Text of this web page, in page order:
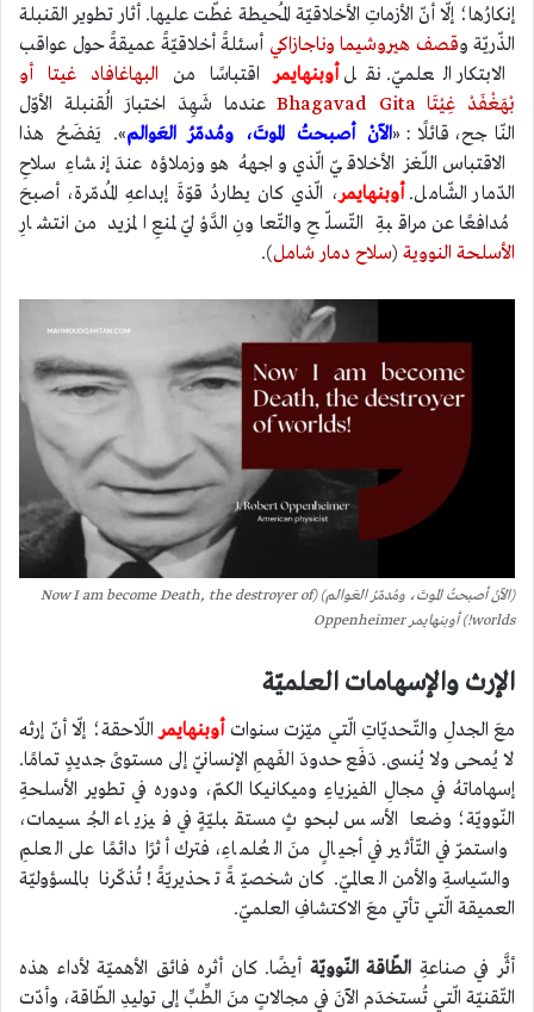
إنكارُها؛ إلّا أنّ الأزماتِ الأخلاقيّة المُحيطة غطّت عليها. أثار تطوير القنبلة
الذّريّة وقصف هيروشيما وناجازاكي أسئلةً أخلاقيّةً عميقةً حول عواقب
الابتكار العلميّ. نقل أوبنهايمر اقتباسًا من البهاغافاد غيتا أو
بْهَغْفَدْ غِيْتَا Bhagavad Gita
عندما شَهِدَ اختبارَ الُقنبلة الأوّل
النّاجح، قائلًا: «الآنْ أصبحتُ الموتَ، ومُدمّرُ العَوالم». يَفضَحُ هذا
الاقتباس اللّغز الأخلاقيّ الّذي واجههُ هو وزملاؤه عندَ إنشاءِ سلاحِ
الدّمار الشّامل.أوبنهايمر، الّذي كان يطاردُ قوّةَ إبداعهِ المُدمّرة، أصبحَ
مُدافعًا عن مراقبةِ التّسلّحِ والتّعاونِ الدَّوْليّ لمنعِ المزيد من انتشارِ
الأسلحة النووية (سلاح دمار شامل).
(الآنْ أصبحتُ الموتَ، ومُدمّرُ العَوالم) (Now I am become Death, the destroyer of
worlds!) أوبنهايمر Oppenheimer
الإرث والإسهامات العلميّة
معَ الجدلِ والتّحديّاتِ الّتي ميّزت سنوات أوبنهايمر اللّاحقة؛ إلّا أنّ إرثه
لا يُمحى ولا يُنسى. دَفَع حدودَ الفَهمِ الإنسانيّ إلى مستوىً جديدٍ تمامًا.
إسهاماتهُ في مجالِ الفيزياءِ وميكانيكا الكمّ، ودوره في تطوير الأسلحةِ
النّوويّة؛ وضعا الأسس لبحوثٍ مستقبليّةٍ في فيزياء الجُسيمات،
واستمرّ في التّأثير في أجيالٍ منَ العُلماءِ، فترك أثرًا دائمًا على العلمِ
والسّياسةِ والأمن العالميّ. كان شخصيّةً تحذيريّةً! تُذكّرنا بالمسؤوليّة
العميقة الّتي تأتي معَ الاكتشافِ العلميّ.
أثَّر في صناعةِ الطّاقة النّوويّة أيضًا. كان أثره فائق الأهميّة لأداء هذه
التّقنيّة الّتي تُستخدَم الآنَ في مجالاتٍ منَ الطِّبِّ إلى توليدِ الطّاقة، وأدّت